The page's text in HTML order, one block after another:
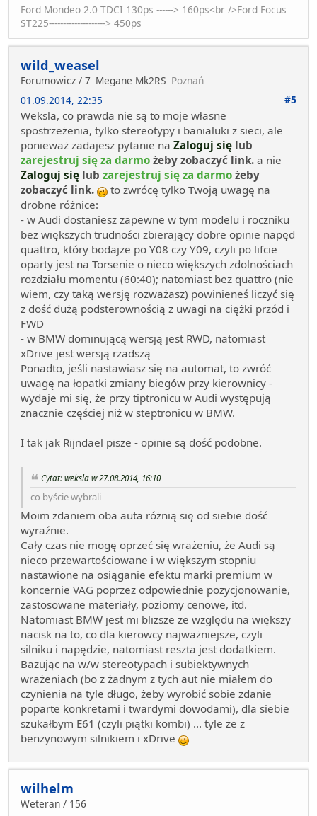
Ford Mondeo 2.0 TDCI 130ps ------> 160ps<br />Ford Focus
ST225--------------------> 450ps
wild_weasel
Forumowicz / 7 Megane Mk2RS Poznań
01.09.2014, 22:35
#5
Weksla, co prawda nie są to moje własne
spostrzeżenia, tylko stereotypy i banialuki z sieci, ale
ponieważ zadajesz pytanie na Zaloguj się lub
zarejestruj się za darmo żeby zobaczyć link. a nie
Zaloguj się lub zarejestruj się za darmo żeby
zobaczyć link.
to zwrócę tylko Twoją uwagę na
drobne różnice:
- w Audi dostaniesz zapewne w tym modelu i roczniku
bez większych trudności zbierający dobre opinie napęd
quattro, który bodajże po Y08 czy Y09, czyli po lifcie
oparty jest na Torsenie o nieco większych zdolnościach
rozdziału momentu (60:40); natomiast bez quattro (nie
wiem, czy taką wersję rozważasz) powinieneś liczyć się
z dość dużą podsterownością z uwagi na ciężki przód i
FWD
- w BMW dominującą wersją jest RWD, natomiast
xDrive jest wersją rzadszą
Ponadto, jeśli nastawiasz się na automat, to zwróć
uwagę na łopatki zmiany biegów przy kierownicy -
wydaje mi się, że przy tiptronicu w Audi występują
znacznie częściej niż w steptronicu w BMW.
I tak jak Rijndael pisze - opinie są dość podobne.
Cytat: weksla w 27.08.2014, 16:10
co byście wybrali
Moim zdaniem oba auta różnią się od siebie dość
wyraźnie.
Cały czas nie mogę oprzeć się wrażeniu, że Audi są
nieco przewartościowane i w większym stopniu
nastawione na osiąganie efektu marki premium w
koncernie VAG poprzez odpowiednie pozycjonowanie,
zastosowane materiały, poziomy cenowe, itd.
Natomiast BMW jest mi bliższe ze względu na większy
nacisk na to, co dla kierowcy najważniejsze, czyli
silniku i napędzie, natomiast reszta jest dodatkiem.
Bazując na w/w stereotypach i subiektywnych
wrażeniach (bo z żadnym z tych aut nie miałem do
czynienia na tyle długo, żeby wyrobić sobie zdanie
poparte konkretami i twardymi dowodami), dla siebie
szukałbym E61 (czyli piątki kombi) ... tyle że z
benzynowym silnikiem i xDrive
wilhelm
Weteran / 156